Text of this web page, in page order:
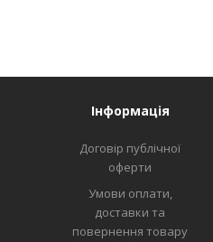
Інформація
Договір публічної
оферти
Умови оплати,
доставки та
повернення товару